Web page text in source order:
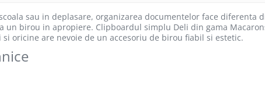
sau in deplasare, organizarea documentelor face
un birou in apropiere. Clipboardul simplu Deli din gama
oricine are nevoie de un accesoriu de birou fiabil si estetic.